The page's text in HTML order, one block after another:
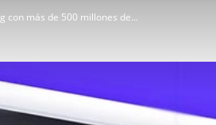
con más de 500 millones de...